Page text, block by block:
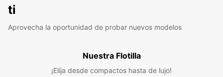
ti
Aprovecha la oportunidad de probar nuevos modelos
Nuestra Flotilla
¡Elija desde compactos hasta de lujo!